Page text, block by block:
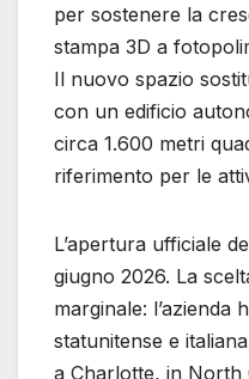
per sostenere la
stampa 3D a
Il nuovo spazio
con un edificio
circa 1.600 metri
riferimento per le
L’apertura ufficiale
giugno 2026. La
marginale: l’azienda
statunitense e
a Charlotte, in North